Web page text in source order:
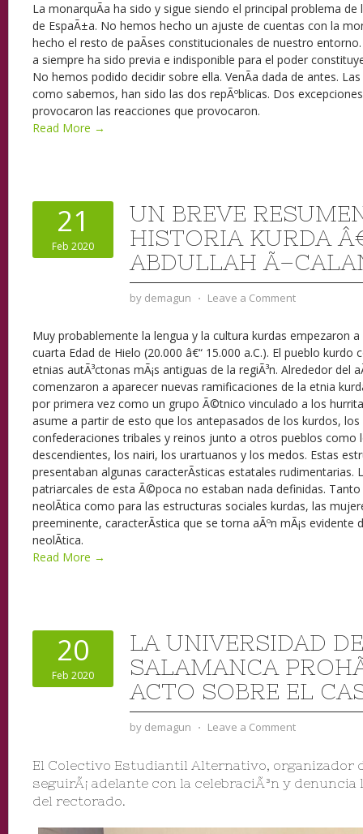
La monarquÃ­a ha sido y sigue siendo el principal problema
de EspaÃ±a. No hemos hecho un ajuste de cuentas con la
hecho el resto de paÃ­ses constitucionales de nuestro
a siempre ha sido previa e indisponible para el poder
No hemos podido decidir sobre ella. VenÃ­a dada de antes.
como sabemos, han sido las dos repÃºblicas. Dos
provocaron las reacciones que provocaron.
Read More →
21
Feb 2020
UN BREVE
HISTORIA KURDA
ABDULLAH
by demagun ⋅ Leave a Comment
Muy probablemente la lengua y la cultura kurdas empezaron
cuarta Edad de Hielo (20.000 â€“ 15.000 a.C.). El pueblo kurdo
etnias autÃ³ctonas mÃ¡s antiguas de la regiÃ³n. Alrededor del
comenzaron a aparecer nuevas ramificaciones de la etnia
por primera vez como un grupo Ã©tnico vinculado a los
asume a partir de esto que los antepasados de los kurdos,
confederaciones tribales y reinos junto a otros pueblos como
descendientes, los nairi, los urartuanos y los medos. Estas
presentaban algunas caracterÃ­sticas estatales rudimentarias.
patriarcales de esta Ã©poca no estaban nada definidas.
neolÃ­tica como para las estructuras sociales kurdas, las
preeminente, caracterÃ­stica que se torna aÃºn mÃ¡s evidente
neolÃ­tica.
Read More →
20
Feb 2020
LA UNIVERSIDAD DE
SALAMANCA
ACTO SOBRE EL
by demagun ⋅ Leave a Comment
El Colectivo Estudiantil Alternativo, organizador
seguirÃ¡ adelante con la celebraciÃ³n y
del rectorado.